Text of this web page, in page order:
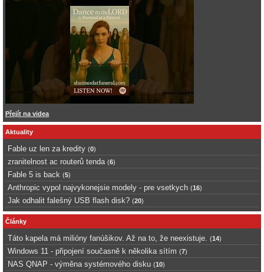
Přejít na videa
Aktuality
Fable uz len za kredity (0)
zranitelnost ac routerů tenda (6)
Fable 5 is back (5)
Anthropic vypol najvykonejsie modely - pre vsetkych (16)
Jak odhalit falešný USB flash disk? (20)
Články
Táto kapela má milióny fanúšikov. Až na to, že neexistuje. (14)
Windows 11 - připojení současně k několika sítím (7)
NAS QNAP - výměna systémového disku (10)